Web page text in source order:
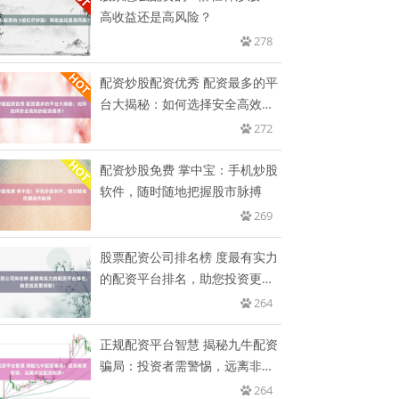
高收益还是高风险？
278
配资炒股配资优秀 配资最多的平
台大揭秘：如何选择安全高效的
272
配资炒股免费 掌中宝：手机炒股
软件，随时随地把握股市脉搏
269
股票配资公司排名榜 度最有实力
的配资平台排名，助您投资更明
264
正规配资平台智慧 揭秘九牛配资
骗局：投资者需警惕，远离非法
264